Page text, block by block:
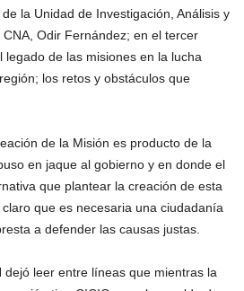
la Unidad de Investigación, Análisis y
Odir Fernández; en el tercer
legado de las misiones en la lucha
los retos y obstáculos que
de la Misión es producto de la
en jaque al gobierno y en donde el
que plantear la creación de esta
que es necesaria una ciudadanía
a defender las causas justas.
dejó leer entre líneas que mientras la